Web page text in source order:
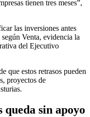
tienen tres meses”,
las inversiones antes
Venta, evidencia la
del Ejecutivo
que estos retrasos pueden
proyectos de
sin apoyo